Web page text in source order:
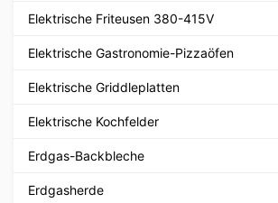
Elektrische Friteusen 380-415V
Elektrische Gastronomie-Pizzaöfen
Elektrische Griddleplatten
Elektrische Kochfelder
Erdgas-Backbleche
Erdgasherde